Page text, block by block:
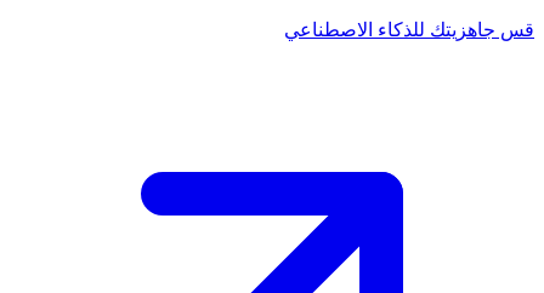
قس جاهزيتك للذكاء الاصطناعي